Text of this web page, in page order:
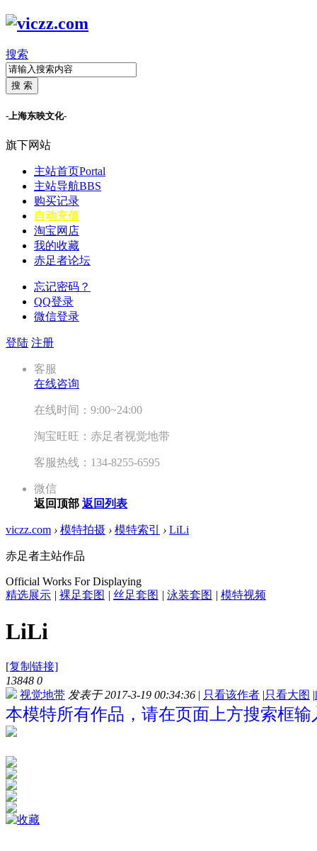
搜索
搜 索
-上海东映文化-
旗下网站
主站首页Portal
主站导航BBS
购买记录
自动充值
淘宝网店
我的收藏
赤足者论坛
忘记密码？
QQ登录
微信登录
登陆 注册
客服
在线咨询
在线时间：9:00~24:00
淘宝旺旺：赤足者视觉地带
客服热线：134-8255-6595
微信
返回顶部 返回列表
viczz.com › 模特拍摄 › 模特索引 › LiLi
赤足者主站作品
Official Works For Displaying
精选展示 | 裸足套图 | 丝足套图 | 泳装套图 | 模特视频
LiLi
[复制链接]
13848 0
视觉地带 发表于 2017-3-19 00:34:36 | 只看该作者 |只看大图 |
本模特所有作品，请在页面上方搜索框